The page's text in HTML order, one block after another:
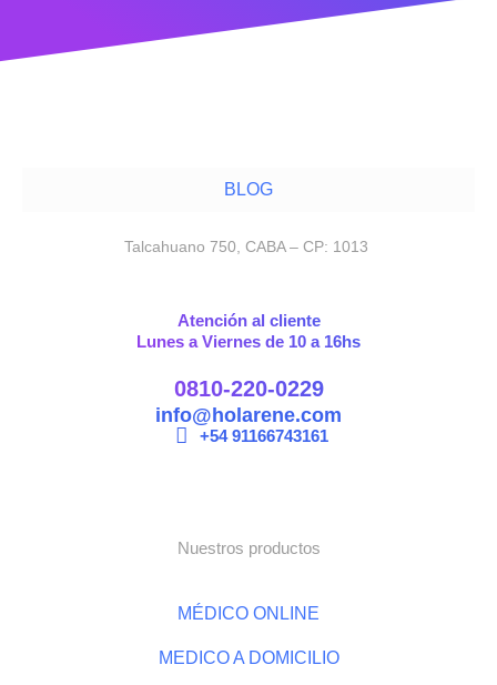
BLOG
Talcahuano 750, CABA – CP: 1013
Atención al cliente
Lunes a Viernes de 10 a 16hs
0810-220-0229
info@holarene.com
+54 91166743161
Nuestros productos
MÉDICO ONLINE
MEDICO A DOMICILIO